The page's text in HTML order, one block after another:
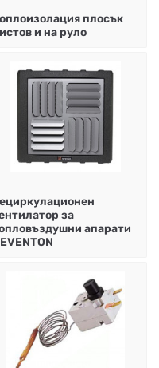
плосък
и на руло
за
апарати